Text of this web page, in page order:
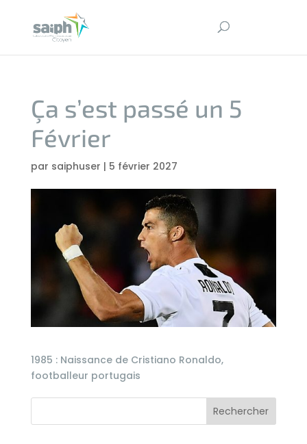
Ça s’est passé un 5
Février
par saiphuser | 5 février 2027
1985 : Naissance de Cristiano Ronaldo,
footballeur portugais
Rechercher